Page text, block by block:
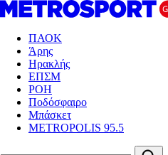
ΠΑΟΚ
Άρης
Ηρακλής
ΕΠΣΜ
ΡΟΗ
Ποδόσφαιρο
Μπάσκετ
METROPOLIS 95.5